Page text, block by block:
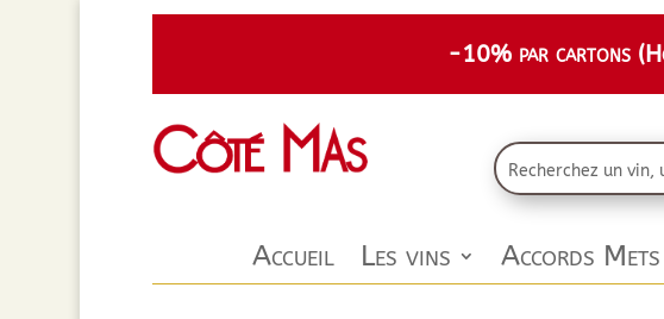
-10% par cartons
Accueil Les vins Accords